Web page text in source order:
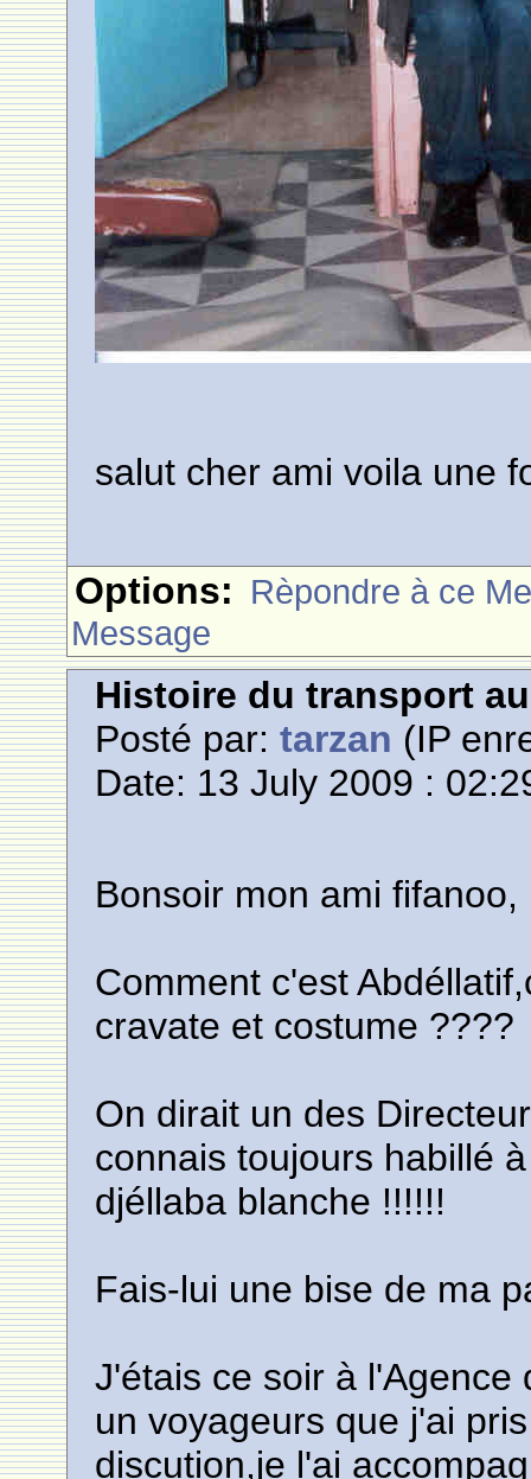
salut cher ami voila une
Options: Rèpondre à ce
Message
Histoire du transport
Posté par:tarzan (IP
Date: 13 July 2009 :
Bonsoir mon ami fifanoo,
Comment c'est
cravate et costume ????
On dirait un des
connais toujours habillé
djéllaba blanche !!!!!!
Fais-lui une bise de ma
J'étais ce soir à l'Agence
un voyageurs que j'ai
discution,je l'ai